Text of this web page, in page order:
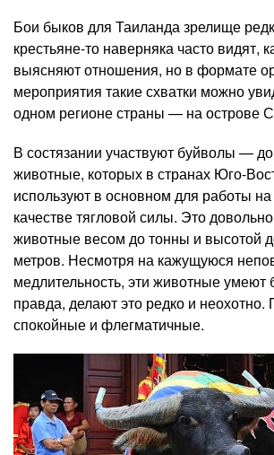
Бои быков для Таиланда зрелище
крестьяне-то наверняка часто видят,
выясняют отношения, но в формате
мероприятия такие схватки можно
одном регионе страны — на острове
В состязании участвуют буйволы —
животные, которых в странах Юго-
используют в основном для работы
качестве тягловой силы. Это
животные весом до тонны и высотой
метров. Несмотря на кажущуюся
медлительность, эти животные умеют
правда, делают это редко и неохотно.
спокойные и флегматичные.